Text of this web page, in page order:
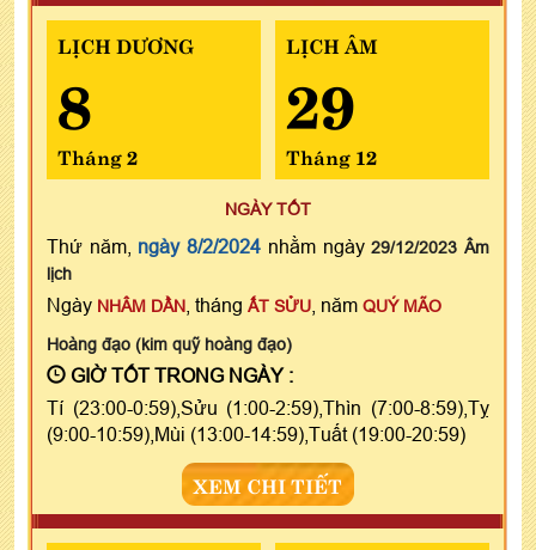
LỊCH DƯƠNG
8
Tháng 2
LỊCH ÂM
29
Tháng 12
NGÀY TỐT
Thứ năm, ngày 8/2/2024 nhằm ngày29/12/2023 Âm
lịch
Ngày NHÂM DẦN , tháng ẤT SỬU , năm QUÝ MÃO
Hoàng đạo (kim quỹ hoàng đạo)
GIỜ TỐT TRONG NGÀY :
Tí (23:00-0:59),Sửu (1:00-2:59),Thìn (7:00-8:59),Tỵ
(9:00-10:59),Mùi (13:00-14:59),Tuất (19:00-20:59)
XEM CHI TIẾT